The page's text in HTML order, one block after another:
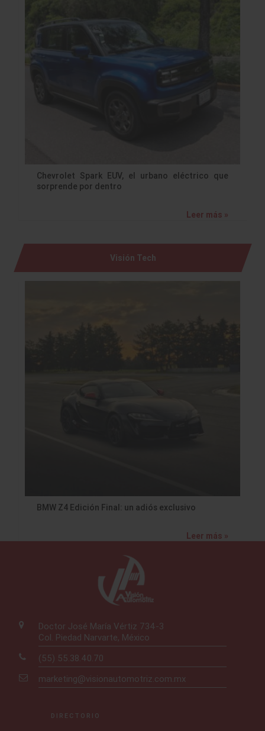
Chevrolet Spark EUV, el urbano eléctrico que
sorprende por dentro
Leer más »
Visión Tech
BMW Z4 Edición Final: un adiós exclusivo
Leer más »
Doctor José María Vértiz 734-3
Col. Piedad Narvarte, México
(55) 55.38.40.70
marketing@visionautomotriz.com.mx
DIRECTORIO